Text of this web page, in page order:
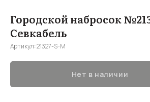
Городской набросок
Севкабель
Артикул:21327-S-M
Нет в наличии